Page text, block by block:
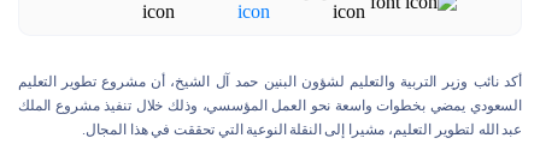
أكد نائب وزير التربية والتعليم لشؤون البنين حمد آل الشيخ، أن مشروع تطوير التعليم
السعودي يمضي بخطوات واسعة نحو العمل المؤسسي، وذلك خلال تنفيذ مشروع الملك
عبد الله لتطوير التعليم، مشيرا إلى النقلة النوعية التي تحققت في هذا المجال.